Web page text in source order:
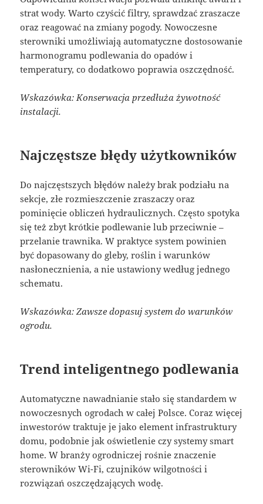
strat wody. Warto czyścić filtry, sprawdzać zraszacze
oraz reagować na zmiany pogody. Nowoczesne
sterowniki umożliwiają automatyczne dostosowanie
harmonogramu podlewania do opadów i
temperatury, co dodatkowo poprawia oszczędność.
Wskazówka: Konserwacja przedłuża żywotność
instalacji.
Najczęstsze błędy użytkowników
Do najczęstszych błędów należy brak podziału na
sekcje, złe rozmieszczenie zraszaczy oraz
pominięcie obliczeń hydraulicznych. Często spotyka
się też zbyt krótkie podlewanie lub przeciwnie –
przelanie trawnika. W praktyce system powinien
być dopasowany do gleby, roślin i warunków
nasłonecznienia, a nie ustawiony według jednego
schematu.
Wskazówka: Zawsze dopasuj system do warunków
ogrodu.
Trend inteligentnego podlewania
Automatyczne nawadnianie stało się standardem w
nowoczesnych ogrodach w całej Polsce. Coraz więcej
inwestorów traktuje je jako element infrastruktury
domu, podobnie jak oświetlenie czy systemy smart
home. W branży ogrodniczej rośnie znaczenie
sterowników Wi-Fi, czujników wilgotności i
rozwiązań oszczędzających wodę.